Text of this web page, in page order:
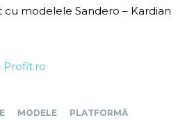
modelele Sandero – Kardian
Profit.ro
MODELE PLATFORMĂ